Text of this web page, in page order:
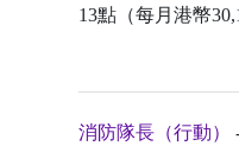
13點（每月港幣
消防隊長（行動）